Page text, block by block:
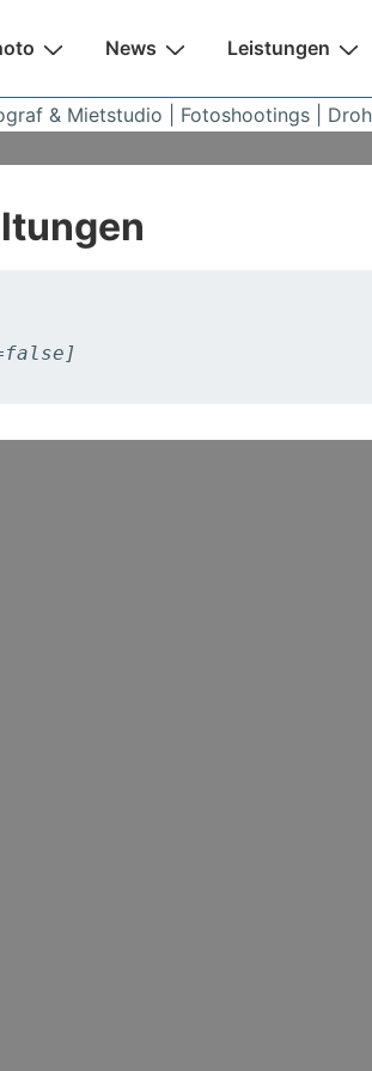
News Leistungen
& Mietstudio | Fotoshootings |